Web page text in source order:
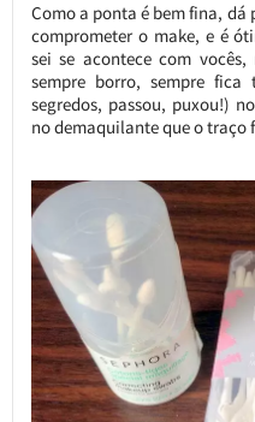
Como a ponta é bem fina, dá
comprometer o make, e é
sei se acontece com
sempre borro, sempre
segredos, passou, puxou!)
no demaquilante que o traço